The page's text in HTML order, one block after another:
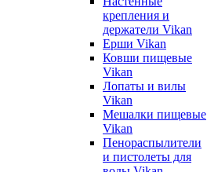
крепления и
держатели Vikan
Ерши Vikan
Ковши пищевые
Vikan
Лопаты и вилы
Vikan
Мешалки пищевые
Vikan
Пенораспылители
и пистолеты для